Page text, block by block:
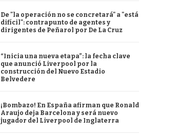
De "la operación no se concretará" a "está
difícil": contrapunto de agentes y
dirigentes de Peñarol por De La Cruz
“Inicia una nueva etapa”: la fecha clave
que anunció Liverpool por la
construcción del Nuevo Estadio
Belvedere
¡Bombazo! En España afirman que Ronald
Araujo deja Barcelona y será nuevo
jugador del Liverpool de Inglaterra